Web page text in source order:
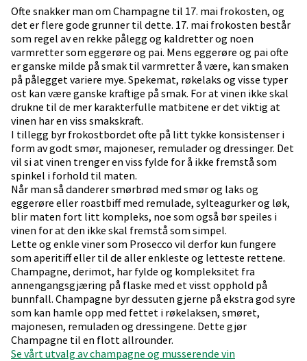
Ofte snakker man om Champagne til 17. mai frokosten, og
det er flere gode grunner til dette. 17. mai frokosten består
som regel av en rekke pålegg og kaldretter og noen
varmretter som eggerøre og pai. Mens eggerøre og pai ofte
er ganske milde på smak til varmretter å være, kan smaken
på pålegget variere mye. Spekemat, røkelaks og visse typer
ost kan være ganske kraftige på smak. For at vinen ikke skal
drukne til de mer karakterfulle matbitene er det viktig at
vinen har en viss smakskraft.
I tillegg byr frokostbordet ofte på litt tykke konsistenser i
form av godt smør, majoneser, remulader og dressinger. Det
vil si at vinen trenger en viss fylde for å ikke fremstå som
spinkel i forhold til maten.
Når man så danderer smørbrød med smør og laks og
eggerøre eller roastbiff med remulade, sylteagurker og løk,
blir maten fort litt kompleks, noe som også bør speiles i
vinen for at den ikke skal fremstå som simpel.
Lette og enkle viner som Prosecco vil derfor kun fungere
som aperitiff eller til de aller enkleste og letteste rettene.
Champagne, derimot, har fylde og kompleksitet fra
annengangsgjæring på flaske med et visst opphold på
bunnfall. Champagne byr dessuten gjerne på ekstra god syre
som kan hamle opp med fettet i røkelaksen, smøret,
majonesen, remuladen og dressingene. Dette gjør
Champagne til en flott allrounder.
Se vårt utvalg av champagne og musserende vin